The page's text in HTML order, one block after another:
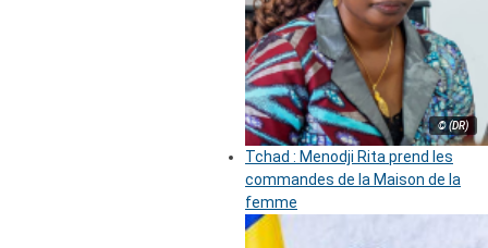
© (DR)
Tchad : Menodji Rita prend les
commandes de la Maison de la
femme